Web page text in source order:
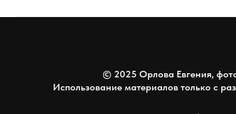
© 2025 Орлова Евгения,
Использование материалов только с